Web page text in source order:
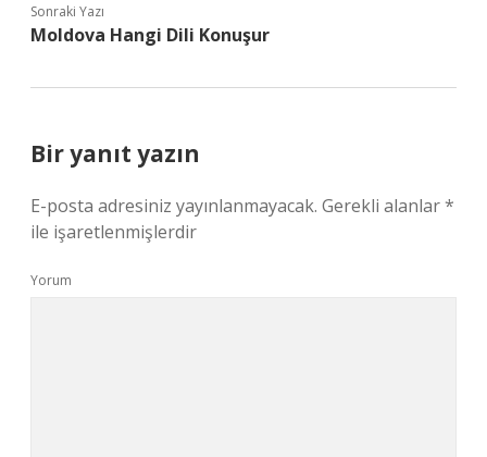
Sonraki Yazı
Moldova Hangi Dili Konuşur
Bir yanıt yazın
E-posta adresiniz yayınlanmayacak. Gerekli alanlar*
ile işaretlenmişlerdir
Yorum